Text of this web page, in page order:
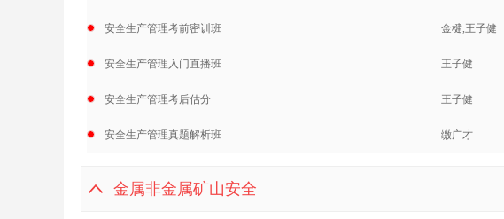
安全生产管理考前密训班 金楗,王子健
安全生产管理入门直播班 王子健
安全生产管理考后估分 王子健
安全生产管理真题解析班 缴广才
金属非金属矿山安全